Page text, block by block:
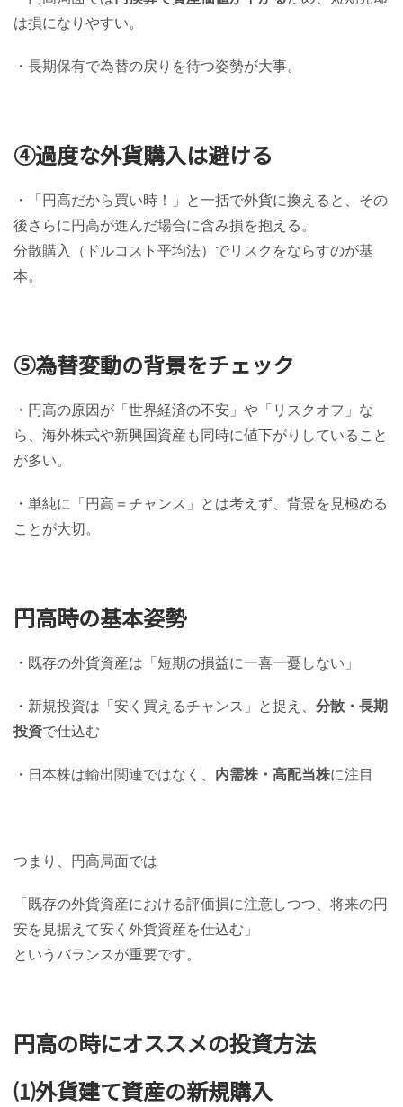
は損になりやすい。
・長期保有で為替の戻りを待つ姿勢が大事。
④過度な外貨購入は避ける
・「円高だから買い時！」と一括で外貨に換えると、その
後さらに円高が進んだ場合に含み損を抱える。
分散購入（ドルコスト平均法）でリスクをならすのが基
本。
⑤為替変動の背景をチェック
・円高の原因が「世界経済の不安」や「リスクオフ」な
ら、海外株式や新興国資産も同時に値下がりしていること
が多い。
・単純に「円高＝チャンス」とは考えず、背景を見極める
ことが大切。
円高時の基本姿勢
・既存の外貨資産は「短期の損益に一喜一憂しない」
・新規投資は「安く買えるチャンス」と捉え、 分散・長期
投資で仕込む
・日本株は輸出関連ではなく、 内需株・高配当株に注目
つまり、円高局面では
「既存の外貨資産における評価損に注意しつつ、将来の円
安を見据えて安く外貨資産を仕込む」
というバランスが重要です。
円高の時にオススメの投資方法
⑴外貨建て資産の新規購入